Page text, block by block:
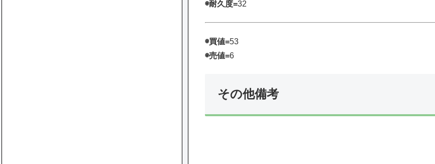
◉耐久度=32
◉買値=53
◉売値=6
その他備考